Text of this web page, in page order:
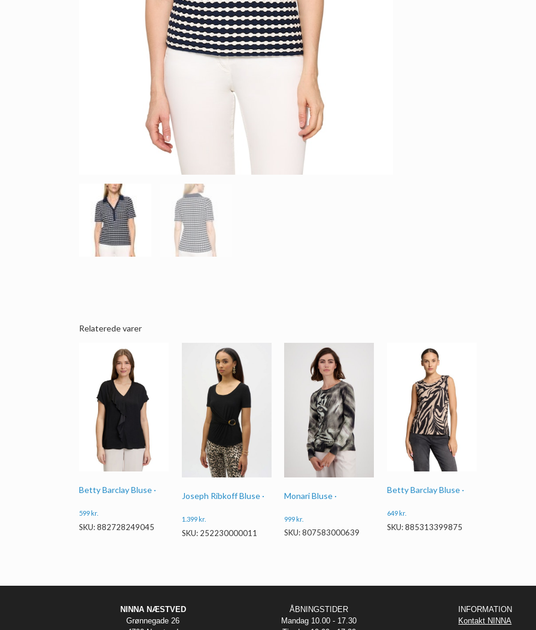
Relaterede varer
Betty Barclay Bluse ·
599 kr.
SKU: 882728249045
Joseph Ribkoff Bluse ·
1.399kr.
SKU: 252230000011
Monari Bluse ·
999kr.
SKU: 807583000639
Betty Barclay Bluse ·
649 kr.
SKU: 885313399875
NINNA NÆSTVED
Grønnegade 26
ÅBNINGSTIDER
Mandag 10.00 - 17.30
INFORMATION
Kontakt NINNA